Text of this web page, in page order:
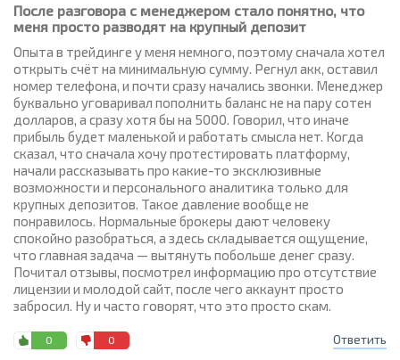
После разговора с менеджером стало понятно, что
меня просто разводят на крупный депозит
Опыта в трейдинге у меня немного, поэтому сначала хотел
открыть счёт на минимальную сумму. Регнул акк, оставил
номер телефона, и почти сразу начались звонки. Менеджер
буквально уговаривал пополнить баланс не на пару сотен
долларов, а сразу хотя бы на 5000. Говорил, что иначе
прибыль будет маленькой и работать смысла нет. Когда
сказал, что сначала хочу протестировать платформу,
начали рассказывать про какие-то эксклюзивные
возможности и персонального аналитика только для
крупных депозитов. Такое давление вообще не
понравилось. Нормальные брокеры дают человеку
спокойно разобраться, а здесь складывается ощущение,
что главная задача — вытянуть побольше денег сразу.
Почитал отзывы, посмотрел информацию про отсутствие
лицензии и молодой сайт, после чего аккаунт просто
забросил. Ну и часто говорят, что это просто скам.
0 0 Ответить